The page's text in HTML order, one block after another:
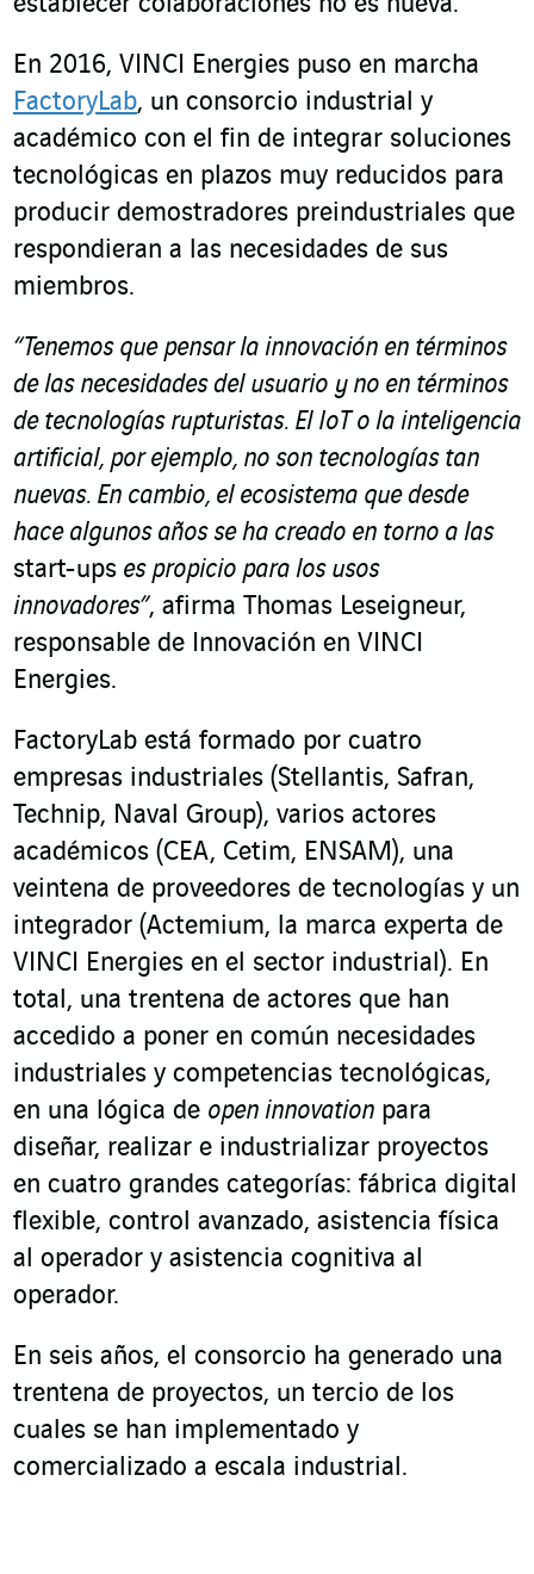
En 2016, VINCI Energies puso en marcha
FactoryLab, un consorcio industrial y
académico con el fin de integrar soluciones
tecnológicas en plazos muy reducidos para
producir demostradores preindustriales que
respondieran a las necesidades de sus
miembros.
“Tenemos que pensar la innovación en términos
de las necesidades del usuario y no en términos
de tecnologías rupturistas. El IoT o la inteligencia
artificial, por ejemplo, no son tecnologías tan
nuevas. En cambio, el ecosistema que desde
hace algunos años se ha creado en torno a las
start-ups es propicio para los usos
innovadores”, afirma Thomas Leseigneur,
responsable de Innovación en VINCI
Energies.
FactoryLab está formado por cuatro
empresas industriales (Stellantis, Safran,
Technip, Naval Group), varios actores
académicos (CEA, Cetim, ENSAM), una
veintena de proveedores de tecnologías y un
integrador (Actemium, la marca experta de
VINCI Energies en el sector industrial). En
total, una trentena de actores que han
accedido a poner en común necesidades
industriales y competencias tecnológicas,
en una lógica de open innovation para
diseñar, realizar e industrializar proyectos
en cuatro grandes categorías: fábrica digital
flexible, control avanzado, asistencia física
al operador y asistencia cognitiva al
operador.
En seis años, el consorcio ha generado una
trentena de proyectos, un tercio de los
cuales se han implementado y
comercializado a escala industrial.